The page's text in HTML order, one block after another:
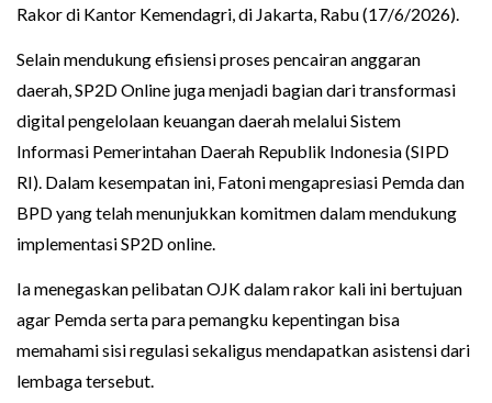
Rakor di Kantor Kemendagri, di Jakarta, Rabu (17/6/2026).
Selain mendukung efisiensi proses pencairan anggaran
daerah, SP2D Online juga menjadi bagian dari transformasi
digital pengelolaan keuangan daerah melalui Sistem
Informasi Pemerintahan Daerah Republik Indonesia (SIPD
RI). Dalam kesempatan ini, Fatoni mengapresiasi Pemda dan
BPD yang telah menunjukkan komitmen dalam mendukung
implementasi SP2D online.
Ia menegaskan pelibatan OJK dalam rakor kali ini bertujuan
agar Pemda serta para pemangku kepentingan bisa
memahami sisi regulasi sekaligus mendapatkan asistensi dari
lembaga tersebut.